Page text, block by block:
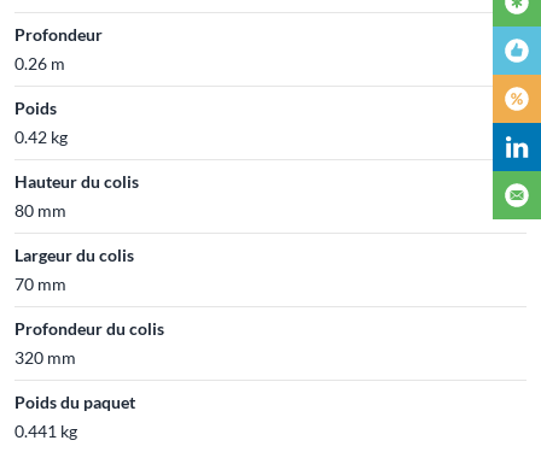
Profondeur
0.26 m
Poids
0.42 kg
Hauteur du colis
80 mm
Largeur du colis
70 mm
Profondeur du colis
320 mm
Poids du paquet
0.441 kg